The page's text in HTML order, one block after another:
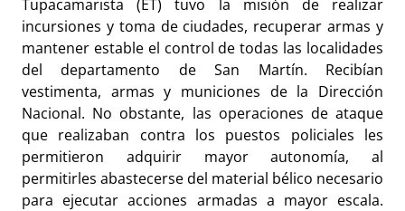
Tupacamarista (ET) tuvo la misión de realizar
incursiones y toma de ciudades, recuperar armas y
mantener estable el control de todas las localidades
del departamento de San Martín. Recibían
vestimenta, armas y municiones de la Dirección
Nacional. No obstante, las operaciones de ataque
que realizaban contra los puestos policiales les
permitieron adquirir mayor autonomía, al
permitirles abastecerse del material bélico necesario
para ejecutar acciones armadas a mayor escala.